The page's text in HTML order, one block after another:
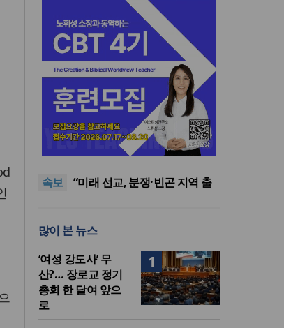
속보
[최원호 목사의 영혼의 양식 63]
말씀은 같은데 왜 열매는 다를
美 이민구금센터에 억류됐던
“미사일 속에서도 복음은 전해
“미래 선교, 분쟁·빈곤 지역 출
발
말씀은 같은데 왜 열매는 다를
美 이민구금센터에 억류됐던
한인 목회자 석방돼
많이 본 뉴스
1
‘여성 강도사’ 무
산?… 장로교 정기
총회 한 달여 앞으
로